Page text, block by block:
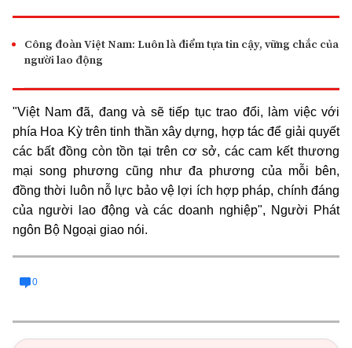
Công đoàn Việt Nam: Luôn là điểm tựa tin cậy, vững chắc của
người lao động
"Việt Nam đã, đang và sẽ tiếp tục trao đổi, làm việc với
phía Hoa Kỳ trên tinh thần xây dựng, hợp tác để giải quyết
các bất đồng còn tồn tại trên cơ sở, các cam kết thương
mại song phương cũng như đa phương của mỗi bên,
đồng thời luôn nỗ lực bảo vệ lợi ích hợp pháp, chính đáng
của người lao động và các doanh nghiệp", Người Phát
ngôn Bộ Ngoại giao nói.
0